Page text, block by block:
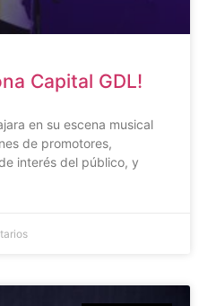
Capital GDL!
en su escena musical
de promotores,
interés del público, y